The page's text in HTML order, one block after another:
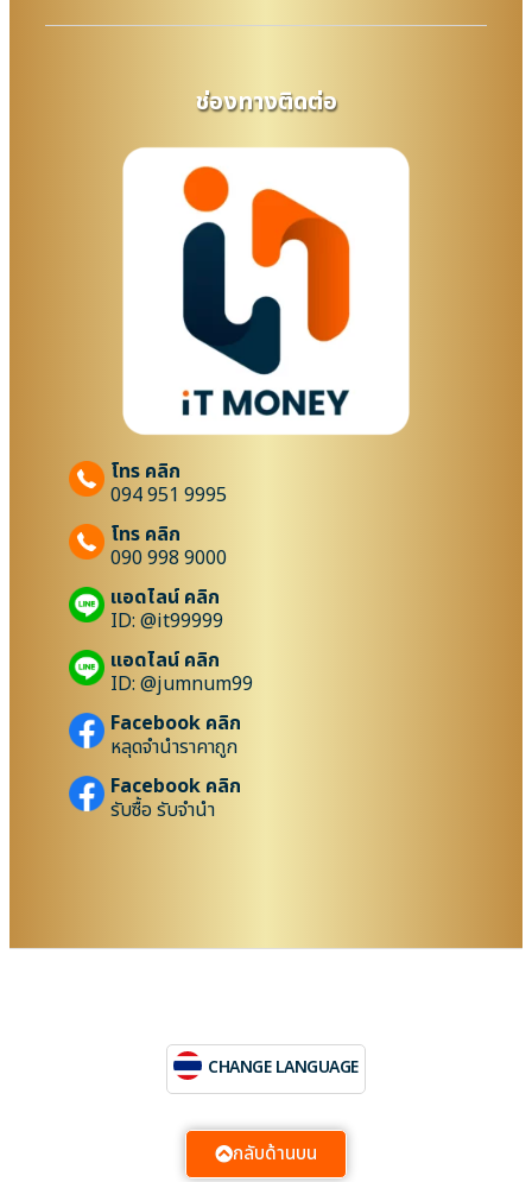
ช่องทางติดต่อ
โทร คลิก
094 951 9995
โทร คลิก
090 998 9000
แอดไลน์ คลิก
ID: @it99999
แอดไลน์ คลิก
ID: @jumnum99
Facebook คลิก
หลุดจำนำราคาถูก
Facebook คลิก
รับซื้อ รับจำนำ
CHANGE LANGUAGE
กลับด้านบน